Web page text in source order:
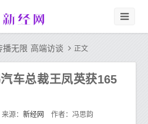
播无限 高端访谈 正文
车总裁王凤英获165
源： 新经网 作者：冯思韵